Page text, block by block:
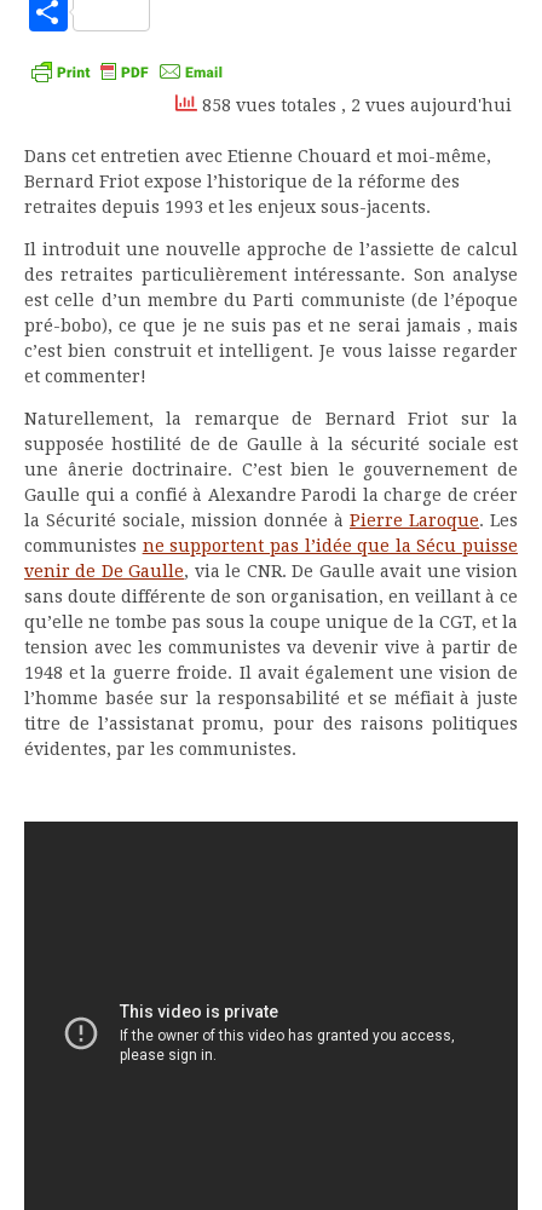
Partager
858 vues totales , 2 vues aujourd'hui
Dans cet entretien avec Etienne Chouard et moi-même,
Bernard Friot expose l’historique de la réforme des
retraites depuis 1993 et les enjeux sous-jacents.
Il introduit une nouvelle approche de l’assiette de calcul
des retraites particulièrement intéressante. Son analyse
est celle d’un membre du Parti communiste (de l’époque
pré-bobo), ce que je ne suis pas et ne serai jamais , mais
c’est bien construit et intelligent. Je vous laisse regarder
et commenter!
Naturellement, la remarque de Bernard Friot sur la
supposée hostilité de de Gaulle à la sécurité sociale est
une ânerie doctrinaire. C’est bien le gouvernement de
Gaulle qui a confié à Alexandre Parodi la charge de créer
la Sécurité sociale, mission donnée à Pierre Laroque. Les
communistes ne supportent pas l’idée que la Sécu puisse
venir de De Gaulle, via le CNR. De Gaulle avait une vision
sans doute différente de son organisation, en veillant à ce
qu’elle ne tombe pas sous la coupe unique de la CGT, et la
tension avec les communistes va devenir vive à partir de
1948 et la guerre froide. Il avait également une vision de
l’homme basée sur la responsabilité et se méfiait à juste
titre de l’assistanat promu, pour des raisons politiques
évidentes, par les communistes.